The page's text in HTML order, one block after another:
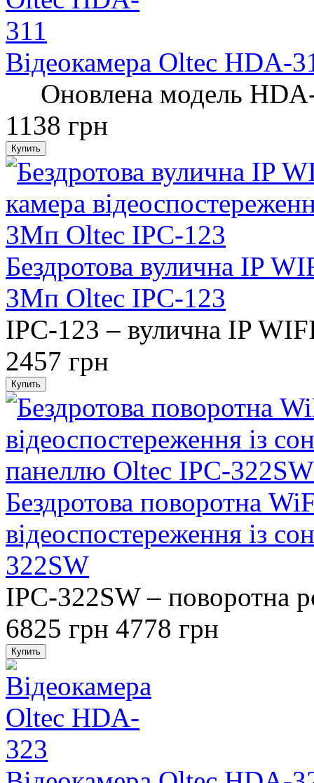
Відеокамера Oltec HDA-
Оновлена ​​модель
1138 грн
Бездротова вулична IP
3Мп Oltec IPC-123
IPC-123 – вулична IP
2457 грн
Бездротова поворотна
відеоспостереження із
322SW
IPC-322SW – поворотна
6825 грн 4778 грн